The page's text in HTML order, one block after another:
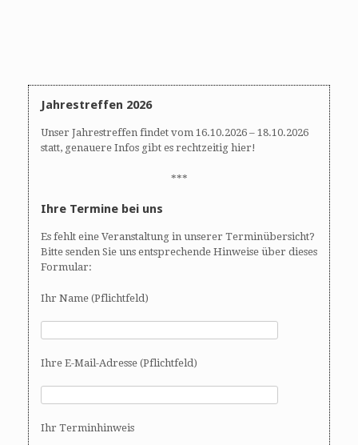
Jahrestreffen 2026
Unser Jahrestreffen findet vom 16.10.2026 – 18.10.2026
statt, genauere Infos gibt es rechtzeitig hier!
***
Ihre Termine bei uns
Es fehlt eine Veranstaltung in unserer Terminübersicht?
Bitte senden Sie uns entsprechende Hinweise über dieses
Formular:
Ihr Name (Pflichtfeld)
Ihre E-Mail-Adresse (Pflichtfeld)
Ihr Terminhinweis